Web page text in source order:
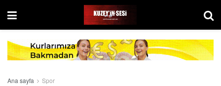
Ana sayfa Spor